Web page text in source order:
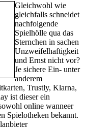
Gleichwohl wie
gleichfalls schneidet
nachfolgende
Spielhölle qua das
Sternchen in sachen
Unzweifelhaftigkeit
und Ernst nicht vor?
Je sichere Ein- unter
anderem
Trustly, Klarna,
ist dieser ein
online wanneer
Spielotheken bekannt.